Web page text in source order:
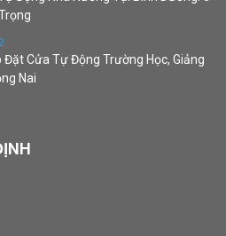
Đặt Cửa Tự Động Trường Học, Giảng
Nai